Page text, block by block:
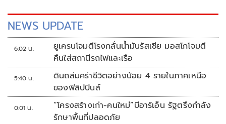
NEWS UPDATE
6:02 น.
ยูเครนโจมตีโรงกลั่นน้ำมันรัสเซีย มอสโกโจมตี
คืนใส่สถานีรถไฟและเรือ
5:40 น.
ดินถล่มคร่าชีวิตอย่างน้อย 4 รายในภาคเหนือ
ของฟิลิปปินส์
0:01 น.
“โครงสร้างเก่า-คนใหม่”บีอาร์เอ็น รัฐตรึงกำลัง
รักษาพื้นที่ปลอดภัย